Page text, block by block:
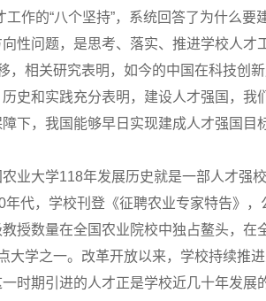
工作的“八个坚持”，系统回答了为什么
性问题，是思考、落实、推进学校人才
，相关研究表明，如今的中国在科技创
史和实践充分表明，建设人才强国，我
下，我国能够早日实现建成人才强国目
大学118年发展历史就是一部人才强
年代，学校刊登《征聘农业专家特告》
授数量在全国农业院校中独占鳌头，在
大学之一。改革开放以来，学校持续推
时期引进的人才正是学校近几十年发